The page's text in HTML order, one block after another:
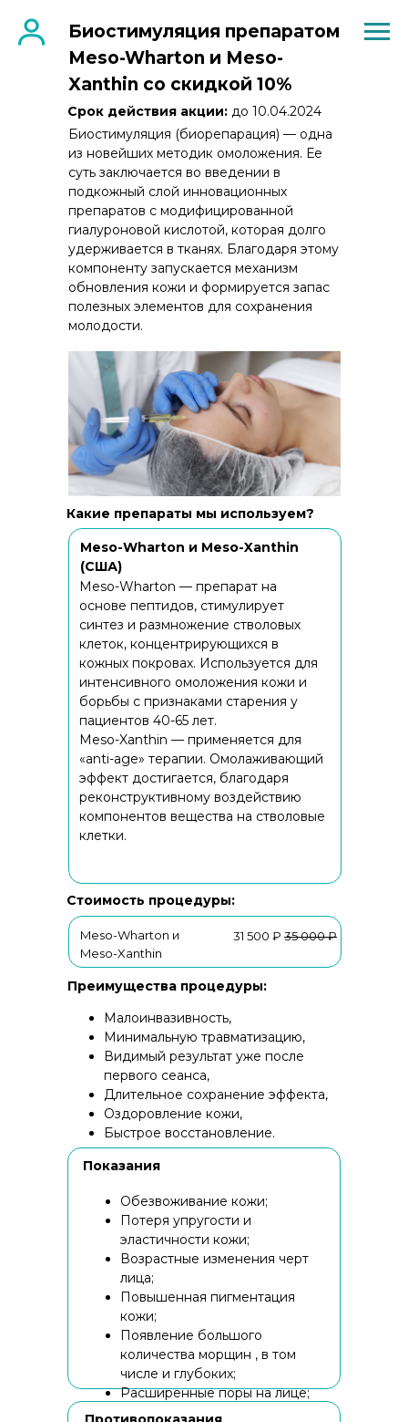
Биостимуляция препаратом
Meso-Wharton и Meso-
Xanthin со скидкой 10%
Биостимуляция (биорепарация) — одна
из новейших методик омоложения. Ее
суть заключается во введении в
подкожный слой инновационных
препаратов с модифицированной
гиалуроновой кислотой, которая долго
удерживается в тканях. Благодаря этому
компоненту запускается механизм
обновления кожи и формируется запас
полезных элементов для сохранения
молодости.
Какие препараты мы используем?
Meso-Wharton — препарат на
основе пептидов, стимулирует
синтез и размножение стволовых
клеток, концентрирующихся в
кожных покровах. Используется для
интенсивного омоложения кожи и
борьбы с признаками старения у
пациентов 40-65 лет.
Meso-Xanthin — применяется для
«anti-age» терапии. Омолаживающий
эффект достигается, благодаря
реконструктивному воздействию
компонентов вещества на стволовые
клетки.
Meso-Wharton и Meso-Xanthin
(США)
Стоимость процедуры:
Срок действия акции: до 10.04.2024
Meso-Wharton и
Meso-Xanthin
31 500 ₽ 35 000 ₽
Преимущества процедуры:
Малоинвазивность,
Минимальную травматизацию,
Видимый результат уже после
первого сеанса,
Длительное сохранение эффекта,
Оздоровление кожи,
Быстрое восстановление.
Обезвоживание кожи;
Потеря упругости и
эластичности кожи;
Возрастные изменения черт
лица;
Повышенная пигментация
кожи;
Появление большого
количества морщин , в том
числе и глубоких;
Расширенные поры на лице;
Показания